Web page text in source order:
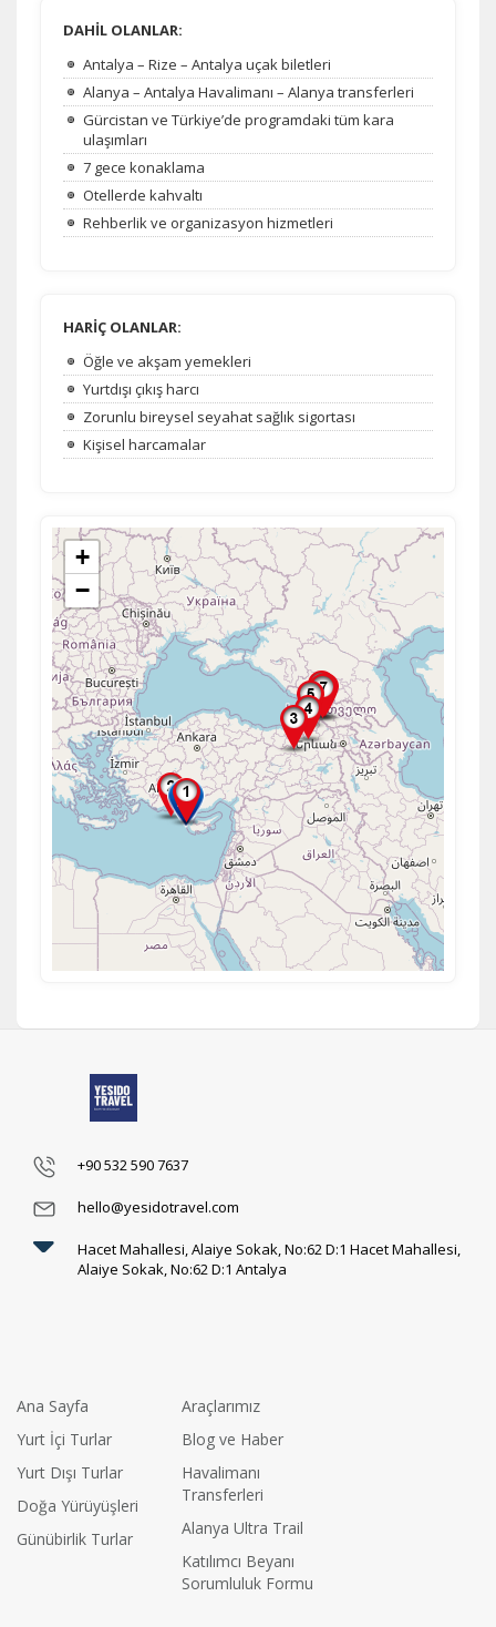
DAHİL OLANLAR:
Antalya – Rize – Antalya uçak biletleri
Alanya – Antalya Havalimanı – Alanya transferleri
Gürcistan ve Türkiye’de programdaki tüm kara
ulaşımları
7 gece konaklama
Otellerde kahvaltı
Rehberlik ve organizasyon hizmetleri
HARİÇ OLANLAR:
Öğle ve akşam yemekleri
Yurtdışı çıkış harcı
Zorunlu bireysel seyahat sağlık sigortası
Kişisel harcamalar
+
−
+90 532 590 7637
hello@yesidotravel.com
Hacet Mahallesi, Alaiye Sokak, No:62 D:1 Hacet Mahallesi,
Alaiye Sokak, No:62 D:1 Antalya
Ana Sayfa
Yurt İçi Turlar
Yurt Dışı Turlar
Doğa Yürüyüşleri
Günübirlik Turlar
Araçlarımız
Blog ve Haber
Havalimanı
Transferleri
Alanya Ultra Trail
Katılımcı Beyanı
Sorumluluk Formu